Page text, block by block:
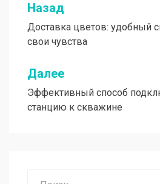
Навигация
по
записям
Назад
Доставка цветов: удобный
свои чувства
Далее
Эффективный способ
станцию к скважине